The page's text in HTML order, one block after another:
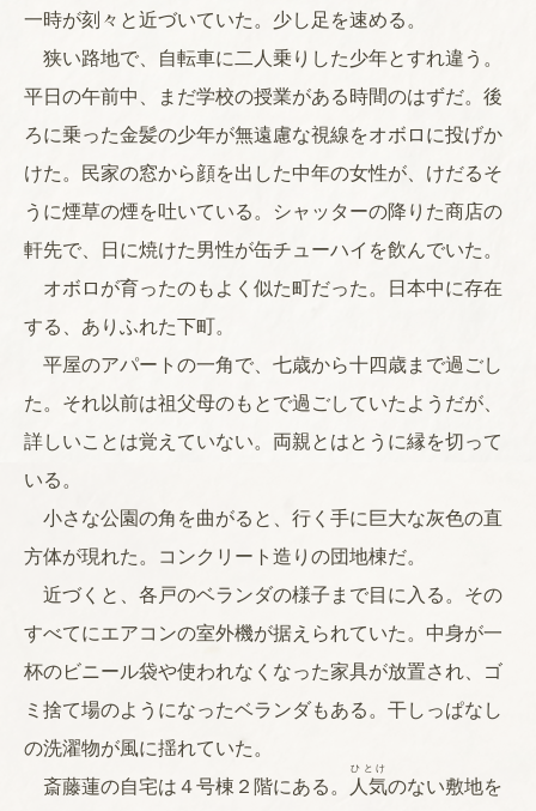
一時が刻々と近づいていた。少し足を速める。
狭い路地で、自転車に二人乗りした少年とすれ違う。
平日の午前中、まだ学校の授業がある時間のはずだ。後
ろに乗った金髪の少年が無遠慮な視線をオボロに投げか
けた。民家の窓から顔を出した中年の女性が、けだるそ
うに煙草の煙を吐いている。シャッターの降りた商店の
軒先で、日に焼けた男性が缶チューハイを飲んでいた。
オボロが育ったのもよく似た町だった。日本中に存在
する、ありふれた下町。
平屋のアパートの一角で、七歳から十四歳まで過ごし
た。それ以前は祖父母のもとで過ごしていたようだが、
詳しいことは覚えていない。両親とはとうに縁を切って
いる。
小さな公園の角を曲がると、行く手に巨大な灰色の直
方体が現れた。コンクリート造りの団地棟だ。
近づくと、各戸のベランダの様子まで目に入る。その
すべてにエアコンの室外機が据えられていた。中身が一
杯のビニール袋や使われなくなった家具が放置され、ゴ
ミ捨て場のようになったベランダもある。干しっぱなし
の洗濯物が風に揺れていた。
斎藤蓮の自宅は４号棟２階にある。 人気
ひとけ
のない敷地を